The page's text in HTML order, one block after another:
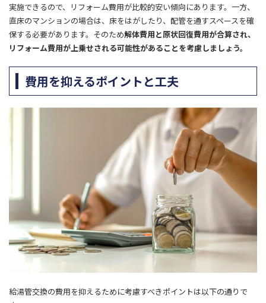
実施できるので、リフォーム費用が比較的安い傾向にあります。一方、
直床のマンションの場合は、床をはがしたり、配管を通すスペースを確
保する必要があります。そのため解体費用と原状回復費用が合算され、
リフォーム費用が上乗せされる可能性があることを考慮しましょう。
費用を抑えるポイントと工夫
給湯管交換の費用を抑えるために考慮すべきポイントは以下の通りで